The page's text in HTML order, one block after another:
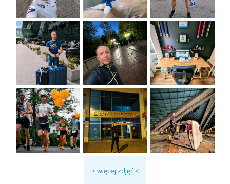
> więcej zdjęć <